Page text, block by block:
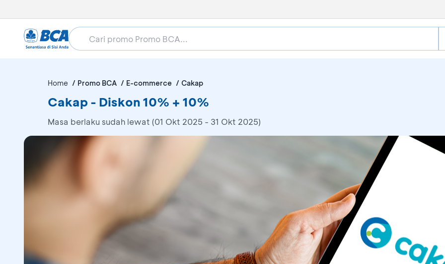
Home Promo BCA E-commerce Cakap
Cakap - Diskon 10% + 10%
Masa berlaku sudah lewat (01 Okt 2025 - 31 Okt 2025)